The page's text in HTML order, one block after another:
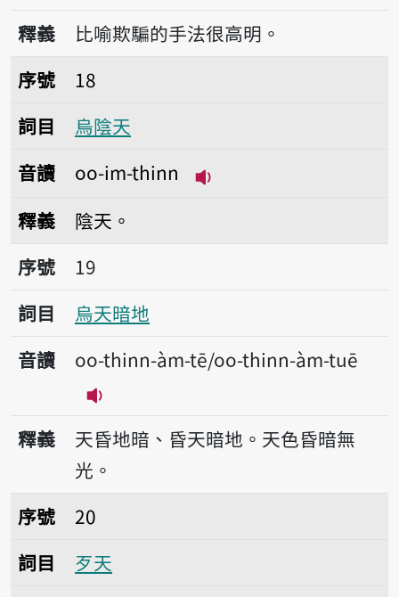
播放音讀muâ-thinn-kuè-hái/
釋義
比喻欺騙的手法很高明。
序號18烏陰天
序號
18
詞目
烏陰天
音讀
oo-im-thinn
釋義
陰天。
序號19烏天暗地
序號
19
詞目
烏天暗地
音讀
oo-thinn-àm-tē/oo-thinn-àm-tuē
播放音讀oo-thinn-àm-tē/oo-thinn-
釋義
天昏地暗、昏天暗地。天色昏暗無
光。
序號20歹天
序號
20
詞目
歹天